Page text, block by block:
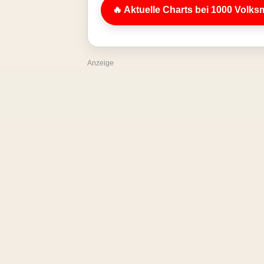
🔥 Aktuelle Charts bei 1000
Anzeige